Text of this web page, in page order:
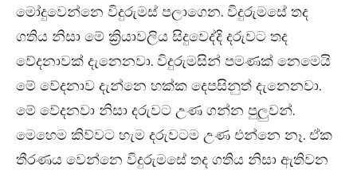
මෝදුවෙන්නෙ විදුරුමස් පලාගෙන. විදුරුමසේ තද
ගතිය නිසා මේ ක්‍රියාවලිය සිදුවෙද්දි දරුවට තද
වේදනාවක් දැනෙනවා. විදුරුමසින් පමණක් නෙමෙයි
මේ වේදනාව දැන්නෙ හක්ක දෙපසිනුත් දැනෙනවා.
මේ වේදනවා නිසා දරුවට උණ ගන්න පුලුවන්.
මෙහෙම කිව්වට හැම දරුවටම උණ එන්නෙ නෑ. ඒක
තීරණය වෙන්නෙ විදුරුමසේ තද ගතිය නිසා ඇතිවන